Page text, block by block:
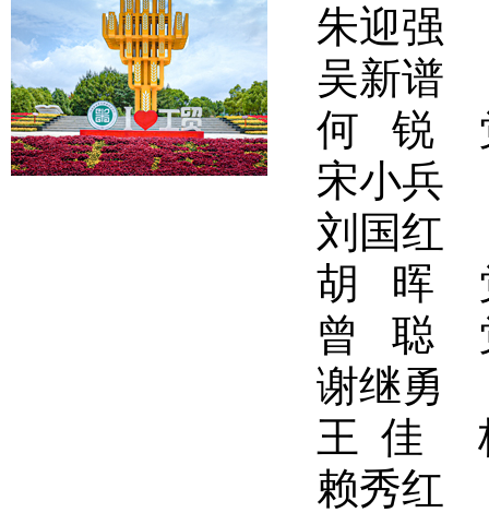
朱迎强
吴新谱
何 锐
宋小兵
刘国红
胡 晖
曾 聪
谢继勇
王 佳
赖秀红